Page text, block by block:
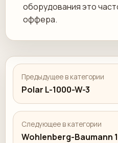
оборудования это
оффера.
Предыдущее в категории
Polar L-1000-W-3
Следующее в категории
Wohlenberg-Baumann